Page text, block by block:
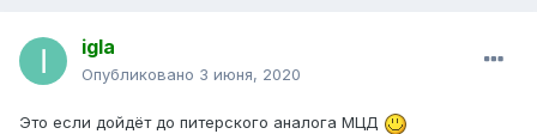
igla
Опубликовано 3 июня, 2020
Это если дойдёт до питерского аналога МЦД